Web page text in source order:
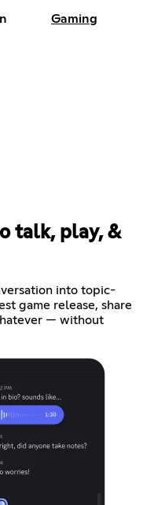
Gaming
talk, play, &
into topic-
game release, share
— without